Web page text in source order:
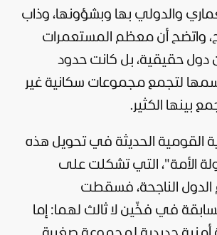
والدولي بها وبشؤونها، وذاب
واتضح أن معظم المستعمرات
دول حقيقية، بل كانت حدود
لتجمع مجموعات سكانية غير
بينها الكثير.
القومية الحديثة في تحويل هذه
الأمة"، التي تشكلت على
الناجحة، فسقطت
في فخّين لا ثالث لهما: إما